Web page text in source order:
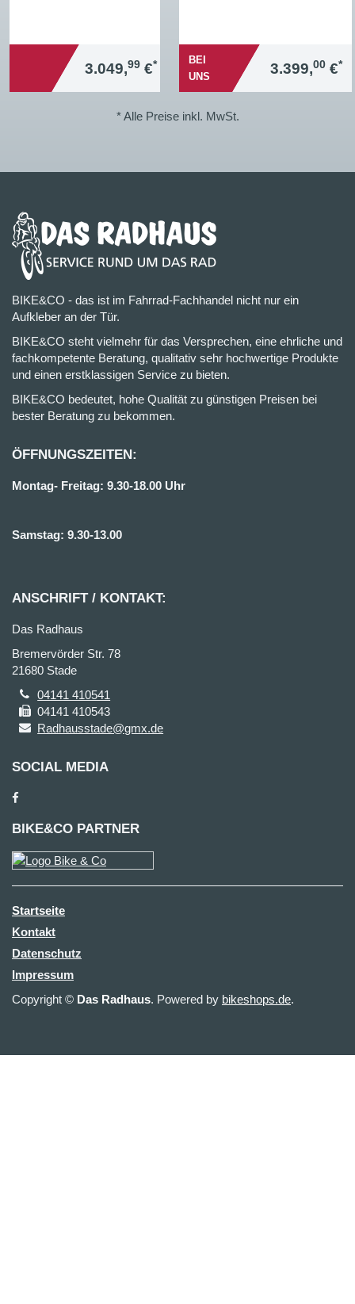
3.049,99 €*
BEI
UNS
3.399,00 €*
* Alle Preise inkl. MwSt.
BIKE&CO - das ist im Fahrrad-Fachhandel nicht nur ein
Aufkleber an der Tür.
BIKE&CO steht vielmehr für das Versprechen, eine ehrliche und
fachkompetente Beratung, qualitativ sehr hochwertige Produkte
und einen erstklassigen Service zu bieten.
BIKE&CO bedeutet, hohe Qualität zu günstigen Preisen bei
bester Beratung zu bekommen.
ÖFFNUNGSZEITEN:
Montag- Freitag: 9.30-18.00 Uhr
Samstag: 9.30-13.00
ANSCHRIFT / KONTAKT:
Das Radhaus
Bremervörder Str. 78
21680 Stade
04141 410541
04141 410543
Radhausstade@gmx.de
SOCIAL MEDIA
BIKE&CO PARTNER
Startseite
Kontakt
Datenschutz
Impressum
Copyright © Das Radhaus. Powered by bikeshops.de.